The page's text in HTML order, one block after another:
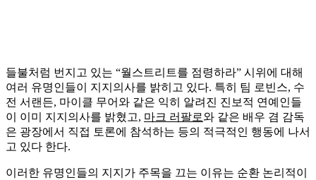
들불처럼 번지고 있는 “월스트리트를 점령하라” 시위에 대해
여러 유명인들이 지지의사를 밝히고 있다. 특히 팀 로빈스, 수
전 서랜든, 마이클 무어와 같은 익히 알려진 진보적 연예인들
이 이미 지지의사를 밝혔고, 마크 러팔로와 같은 배우 겸 감독
은 광장에서 직접 토론에 참석하는 등의 적극적인 행동에 나서
고 있다 한다.
이러한 유명인들의 지지가 주목을 끄는 이유는 순환 논리적이